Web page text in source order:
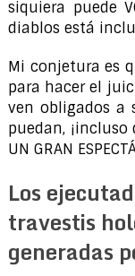
siquiera puede
diablos está
Mi conjetura es
para hacer el
ven obligados a
puedan, ¡incluso
UN GRAN
Los
travestis
generadas